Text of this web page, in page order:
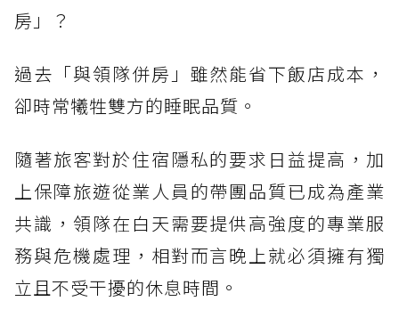
房」？
過去「與領隊併房」雖然能省下飯店成本，
卻時常犧牲雙方的睡眠品質。
隨著旅客對於住宿隱私的要求日益提高，加
上保障旅遊從業人員的帶團品質已成為產業
共識，領隊在白天需要提供高強度的專業服
務與危機處理，相對而言晚上就必須擁有獨
立且不受干擾的休息時間。